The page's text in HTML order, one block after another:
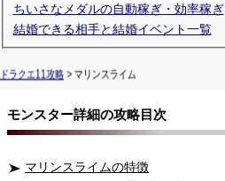
ちいさなメダルの自動稼ぎ・効率稼ぎ
結婚できる相手と結婚イベント一覧
ドラクエ11攻略 > マリンスライム
モンスター詳細の攻略目次
マリンスライムの特徴